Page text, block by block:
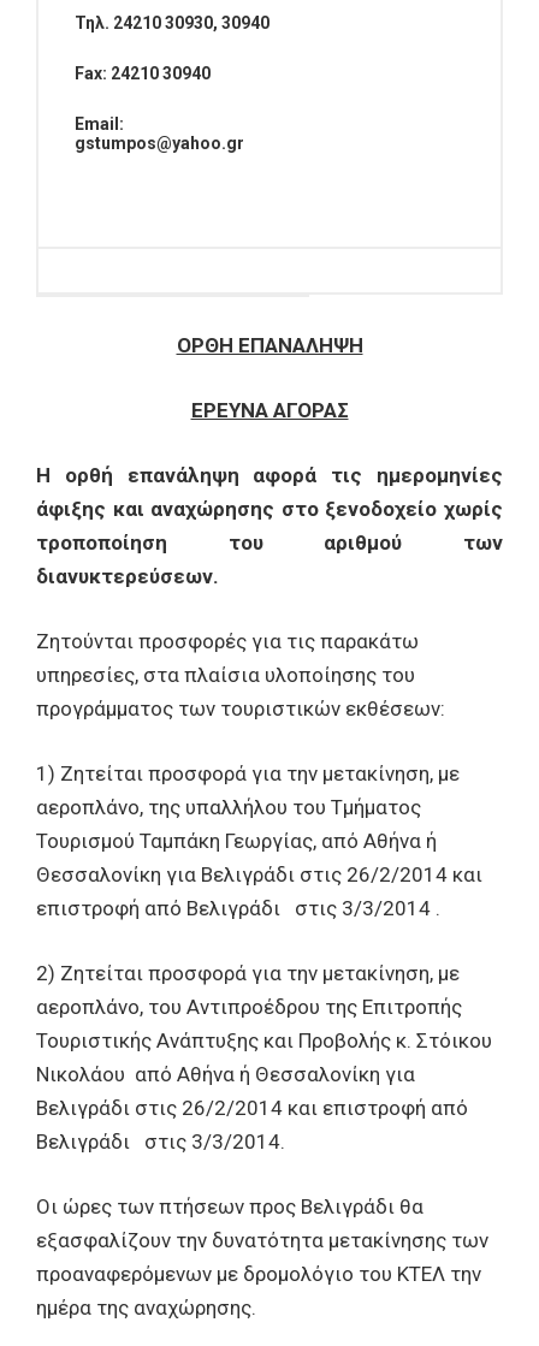
Τηλ. 24210 30930, 30940
Fax: 24210 30940
Email :
gstumpos@yahoo.gr
ΟΡΘΗ ΕΠΑΝΑΛΗΨΗ
ΕΡΕΥΝΑ ΑΓΟΡΑΣ
Η ορθή επανάληψη αφορά τις ημερομηνίες
άφιξης και αναχώρησης στο ξενοδοχείο χωρίς
τροποποίηση του αριθμού των
διανυκτερεύσεων.
Ζητούνται προσφορές για τις παρακάτω
υπηρεσίες, στα πλαίσια υλοποίησης του
προγράμματος των τουριστικών εκθέσεων:
1) Ζητείται προσφορά για την μετακίνηση, με
αεροπλάνο, της υπαλλήλου του Τμήματος
Τουρισμού Ταμπάκη Γεωργίας, από Αθήνα ή
Θεσσαλονίκη για Βελιγράδι στις 26/2/2014 και
επιστροφή από Βελιγράδι στις 3/3/2014 .
2) Ζητείται προσφορά για την μετακίνηση, με
αεροπλάνο, του Αντιπροέδρου της Επιτροπής
Τουριστικής Ανάπτυξης και Προβολής κ. Στόικου
Νικολάου από Αθήνα ή Θεσσαλονίκη για
Βελιγράδι στις 26/2/2014 και επιστροφή από
Βελιγράδι στις 3/3/2014.
Οι ώρες των πτήσεων προς Βελιγράδι θα
εξασφαλίζουν την δυνατότητα μετακίνησης των
προαναφερόμενων με δρομολόγιο του ΚΤΕΛ την
ημέρα της αναχώρησης.